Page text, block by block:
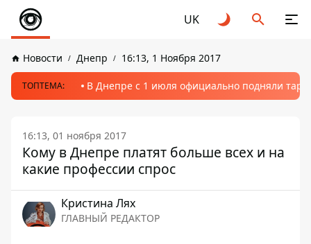
UK
Новости Днепр 16:13, 1 Ноября 2017
ТОПТЕМА: В Днепре с 1 июля официально подняли
16:13, 01 ноября 2017
Кому в Днепре платят больше всех и на
какие профессии спрос
Кристина Лях
ГЛАВНЫЙ РЕДАКТОР